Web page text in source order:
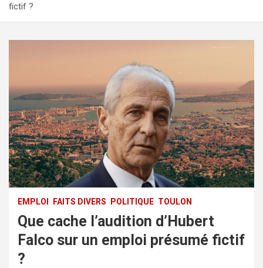
fictif ?
EMPLOI FAITS DIVERS POLITIQUE TOULON
Que cache l’audition d’Hubert
Falco sur un emploi présumé fictif
?